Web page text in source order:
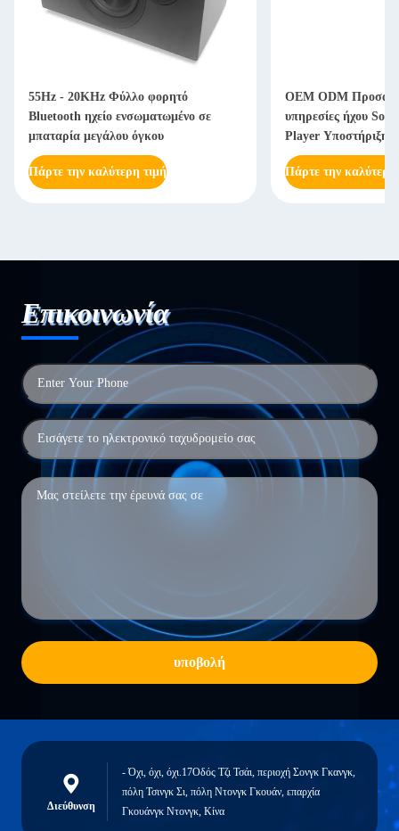
55Hz - 20KHz Φύλλο φορητό
Bluetooth ηχείο ενσωματωμένο σε
μπαταρία μεγάλου όγκου
Πάρτε την καλύτερη τιμή
OEM ODM
υπηρεσίες ήχου
Player Υποστήριξη
Πάρτε την καλύτερη
Επικοινωνία
υποβολή
Διεύθυνση
- Όχι, όχι, όχι.17Οδός Τζι Τσάι, περιοχή Σονγκ Γκανγκ,
πόλη Τσινγκ Σι, πόλη Ντονγκ Γκουάν, επαρχία
Γκουάνγκ Ντονγκ, Κίνα